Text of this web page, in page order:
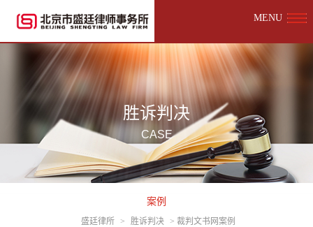
MENU
胜诉判决
CASE
案例
盛廷律所 > 胜诉判决 > 裁判文书网案例